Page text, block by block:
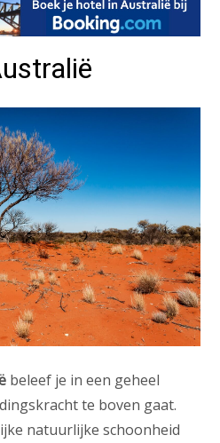
beleef je in een geheel
te boven gaat.
natuurlijke schoonheid